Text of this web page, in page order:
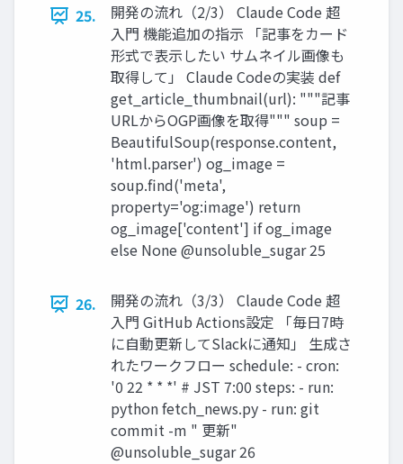
25.
開発の流れ（2/3） Claude Code 超
入門 機能追加の指示 「記事をカード
形式で表示したい サムネイル画像も
取得して」 Claude Codeの実装 def
get_article_thumbnail(url): """記事
URLからOGP画像を取得""" soup =
BeautifulSoup(response.content,
'html.parser') og_image =
soup.find('meta',
property='og:image') return
og_image['content'] if og_image
else None @unsoluble_sugar 25
26.
開発の流れ（3/3） Claude Code 超
入門 GitHub Actions設定 「毎日7時
に自動更新してSlackに通知」 生成さ
れたワークフロー schedule: - cron:
'0 22 * * *' # JST 7:00 steps: - run:
python fetch_news.py - run: git
commit -m " 更新"
@unsoluble_sugar 26